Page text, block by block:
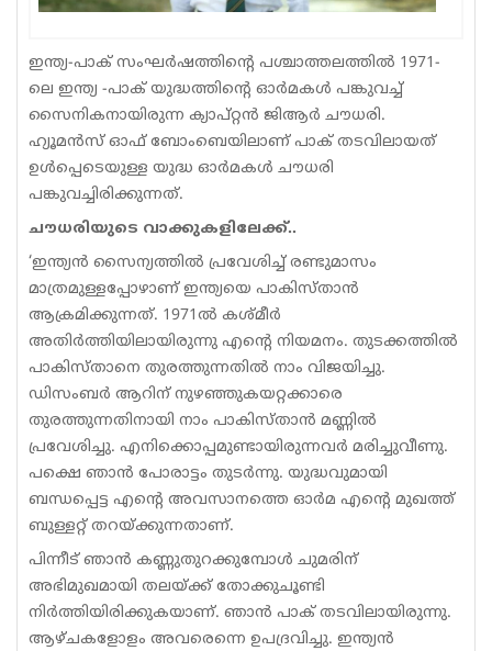
Gallery
ഇന്ത്യ-പാക് സംഘര്‍ഷത്തിന്റെ പശ്ചാത്തലത്തില്‍ 1971-
ലെ ഇന്ത്യ -പാക് യുദ്ധത്തിന്റെ ഓര്‍മകള്‍ പങ്കുവച്ച്
സൈനികനായിരുന്ന ക്യാപ്റ്റന്‍ ജിആര്‍ ചൗധരി.
ഹ്യൂമന്‍സ് ഓഫ് ബോംബെയിലാണ് പാക് തടവിലായത്
ഉള്‍പ്പെടെയുള്ള യുദ്ധ ഓര്‍മകള്‍ ചൗധരി
പങ്കുവച്ചിരിക്കുന്നത്.
ചൗധരിയുടെ വാക്കുകളിലേക്ക്..
‘ഇന്ത്യന്‍ സൈന്യത്തില്‍ പ്രവേശിച്ച് രണ്ടുമാസം
മാത്രമുള്ളപ്പോഴാണ് ഇന്ത്യയെ പാകിസ്താന്‍
ആക്രമിക്കുന്നത്. 1971ല്‍ കശ്മീര്‍
അതിര്‍ത്തിയിലായിരുന്നു എന്റെ നിയമനം. തുടക്കത്തില്‍
പാകിസ്താനെ തുരത്തുന്നതില്‍ നാം വിജയിച്ചു.
ഡിസംബര്‍ ആറിന് നുഴഞ്ഞുകയറ്റക്കാരെ
തുരത്തുന്നതിനായി നാം പാകിസ്താന്‍ മണ്ണില്‍
പ്രവേശിച്ചു. എനിക്കൊപ്പമുണ്ടായിരുന്നവര്‍ മരിച്ചുവീണു.
പക്ഷെ ഞാന്‍ പോരാട്ടം തുടര്‍ന്നു. യുദ്ധവുമായി
ബന്ധപ്പെട്ട എന്റെ അവസാനത്തെ ഓര്‍മ എന്റെ മുഖത്ത്
ബുള്ളറ്റ് തറയ്ക്കുന്നതാണ്.
പിന്നീട് ഞാന്‍ കണ്ണുതുറക്കുമ്പോള്‍ ചുമരിന്
അഭിമുഖമായി തലയ്ക്ക് തോക്കുചൂണ്ടി
നിര്‍ത്തിയിരിക്കുകയാണ്. ഞാന്‍ പാക് തടവിലായിരുന്നു.
ആഴ്ചകളോളം അവരെന്നെ ഉപദ്രവിച്ചു. ഇന്ത്യന്‍